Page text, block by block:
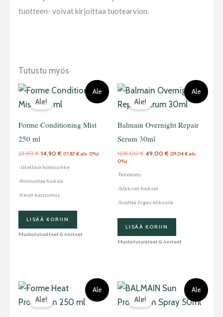
tuotteen- voivat kirjoittaa tuotearvion.
Tutustu myös
Ale
Ale!
Forme Conditioning Mist
250 ml
23,50€
Alkuperäinen
hinta
oli:
23,50 €.
14,90€
Nykyinen
hinta
on:
14,90 €.
(11,87€ alv. 0%)
-Jätettävä hoitosuihke
-Kosteuttaa hiuksia
-Kevyt koostumus
LISÄÄ KORIIN
Muotoilutuotteet & nesteet
Ale
Ale!
Balmain Overnight Repair
Serum 30ml
108,00€
Alkuperäinen
hinta
oli:
108,00 €.
49,00€
Nykyinen
hinta
on:
49,00 €.
(39,04€ alv.
0%)
-Tehehoito
-Silkkiset hiukset
-Sisältää Argan-eliksiiriä
LISÄÄ KORIIN
Muotoilutuotteet & nesteet
Ale
Ale!
Alkuperäinen
hinta
oli:
23,50 €.
Nykyinen
hinta
on:
14,90 €.
Ale
Ale!
Alkuperäinen
hinta
oli:
14,90 €.
Nykyinen
hinta
on:
7,90 €.